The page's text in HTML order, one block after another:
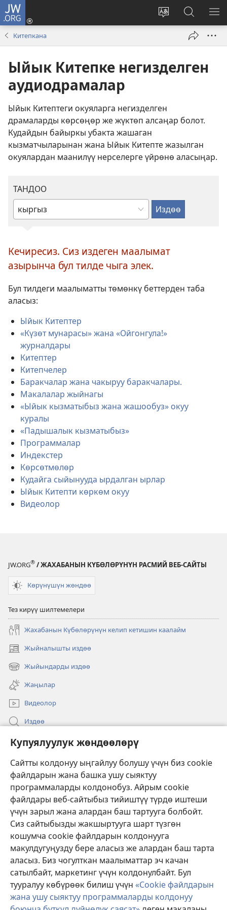
Купуялуулук жөндөөлөрү
Сайтты колдонуу ыңгайлуу болушу үчүн биз cookie
файлдарын жана башка ушу сыяктуу
программаларды колдонобуз. Айрым cookie
файлдары веб-сайтыбыз тийиштүү түрдө иштеши
үчүн зарыл жана алардан баш тартууга болбойт.
Сиз сайтыбызды жакшыртууга шарт түзгөн
кошумча cookie файлдарын колдонууга
макулдугуңузду бере аласыз же алардан баш тарта
аласыз. Биз чогулткан маалыматтар эч качан
сатылбайт, маркетинг үчүн колдонулбайт. Бул
тууралуу көбүрөөк билиш үчүн «Cookie файлдарын
жана ушу сыяктуу программаларды колдонуу
JW.ORG
Башка
тандоо
Кирүү
(жаңы
JW.ORG
сайтынан
Китепкана
Ыйык Китепке негизделген
аудиодрамалар
Ыйык Китептеги окуяларга негизделген
драмаларды көрсөңөр же жүктөп алсаңар болот.
Кудайдын байыркы убакта жашаган
кызматчыларынан жана Ыйык Китепте жазылган
окуялардан маанилүү нерселерге үйрөнө аласыңар.
ТАНДОО
Тилди
тандаңыз
Кечиресиз. Сиз издеген маалымат
азырынча бул тилде чыга элек.
Бул тилдеги маалыматты төмөнкү беттерден таба
аласыз:
Ыйык Китептер
«Күзөт мунарасы» жана «Ойгонгула!»
журналдары
Китептер
Китепчелер
Баракчалар жана чакыруу баракчалары.
Макалалар жыйнагы
«Ыйык кызматыбыз жана жашообуз» окуу
куралы
«Падышалык кызматыбыз»
Программалар
Индекстер
Көрсөтмөлөр
Кудайга сыйынууда ырдалган ырлар
Ыйык Китепти көркөм окуу
Видеолор
JW.ORG® / ЖАХАБАНЫН КҮБӨЛӨРҮНҮН РАСМИЙ ВЕБ-САЙТЫ
Көрүнүшүн жөндөө
Тез кирүү шилтемелери
Жахабанын Күбөлөрүнүн келип кетишин каалайм
Жыйналышты издөө
(жаңы
терезе
ачат)
Жыйындарды издөө
(жаңы
терезе
ачат)
Жаңылар
Видеолор
Издөө
Бийлик өкүлдөрү үчүн маалымат
Тартуулар
(жаңы
терезе
ачат)
ОНЛАЙН КИТЕПКАНА
(жаңы
терезе
ачат) JW Hub
(жаңы
терезе
ачат) JW Library
Watchtower Library